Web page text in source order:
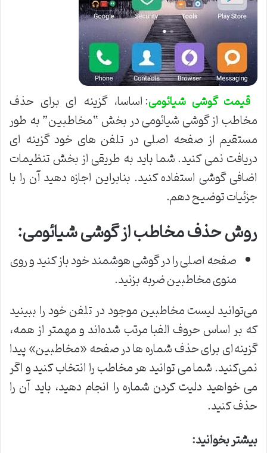
قیمت گوشی شیائومی: اساسا، گزینه ای برای حذف
مخاطب از گوشی شیائومی در بخش “مخاطبین” به طور
مستقیم از صفحه اصلی در تلفن های خود گزینه ای
دریافت نمی کنید. شما باید به طریقی از بخش تنظیمات
اضافی گوشی استفاده کنید. بنابراین اجازه دهید آن را با
جزئیات توضیح دهم.
روش حذف مخاطب از گوشی شیائومی:
صفحه اصلی را در گوشی هوشمند خود باز کنید و روی
منوی مخاطبین ضربه بزنید.
می‌توانید لیست مخاطبین موجود در تلفن خود را ببینید
که بر اساس حروف الفبا مرتب شده‌اند و مهمتر از همه،
گزینه‌ای برای حذف شماره ها در صفحه «مخاطبین» پیدا
نمی‌کنید. شما می توانید هر مخاطب را انتخاب کنید و اگر
می خواهید دلیت کردن شماره را انجام دهید، باید آن را
حذف کنید.
بیشتر بخوانید: